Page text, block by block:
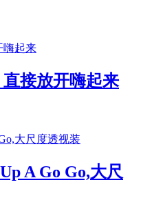
接放开嗨起来
A Go Go,大尺